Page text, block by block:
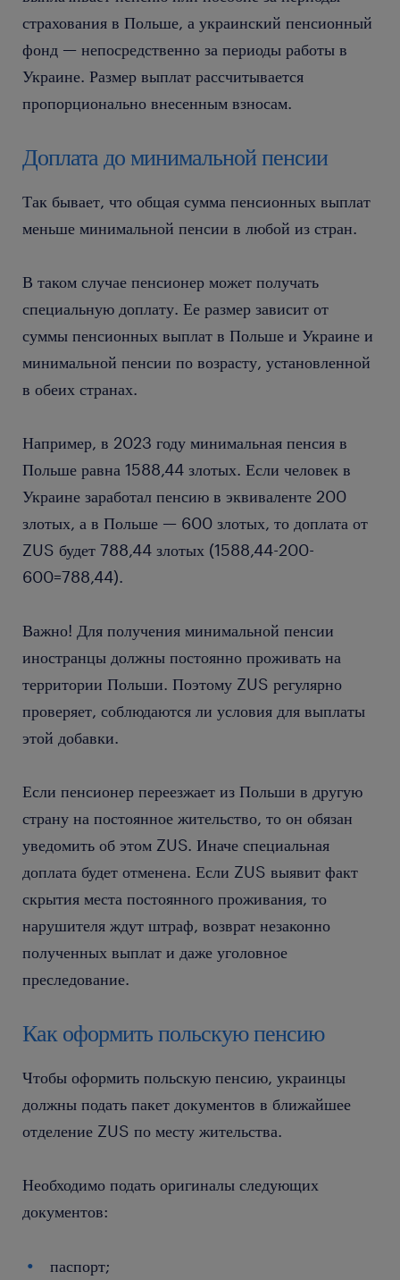
страхования в Польше, а украинский пенсионный
фонд — непосредственно за периоды работы в
Украине. Размер выплат рассчитывается
пропорционально внесенным взносам.
Доплата до минимальной пенсии
Так бывает, что общая сумма пенсионных выплат
меньше минимальной пенсии в любой из стран.
В таком случае пенсионер может получать
специальную доплату. Ее размер зависит от
суммы пенсионных выплат в Польше и Украине и
минимальной пенсии по возрасту, установленной
в обеих странах.
Например, в 2023 году минимальная пенсия в
Польше равна 1588,44 злотых. Если человек в
Украине заработал пенсию в эквиваленте 200
злотых, а в Польше — 600 злотых, то доплата от
ZUS будет 788,44 злотых (1588,44-200-
600=788,44).
Важно! Для получения минимальной пенсии
иностранцы должны постоянно проживать на
территории Польши. Поэтому ZUS регулярно
проверяет, соблюдаются ли условия для выплаты
этой добавки.
Если пенсионер переезжает из Польши в другую
страну на постоянное жительство, то он обязан
уведомить об этом ZUS. Иначе специальная
доплата будет отменена. Если ZUS выявит факт
скрытия места постоянного проживания, то
нарушителя ждут штраф, возврат незаконно
полученных выплат и даже уголовное
преследование.
Как оформить польскую пенсию
Чтобы оформить польскую пенсию, украинцы
должны подать пакет документов в ближайшее
отделение ZUS по месту жительства.
Необходимо подать оригиналы следующих
документов:
паспорт;